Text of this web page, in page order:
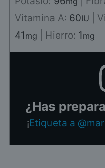
Vitamina A: 60IU
41mg Hierro: 1mg
¿Has
¡Etiqueta a